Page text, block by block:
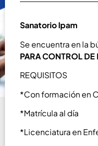
Sanatorio Ipam
Se encuentra en la
PARA CONTROL
REQUISITOS
*Con formación en
*Matrícula al día
*Licenciatura en